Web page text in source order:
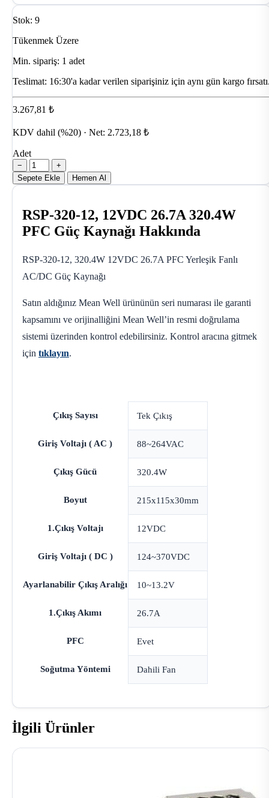
Stok: 9
Tükenmek Üzere
Min. sipariş: 1 adet
Teslimat: 16:30'a kadar verilen siparişiniz için aynı gün kargo
3.267,81 ₺
KDV dahil (%20) · Net: 2.723,18 ₺
Adet
−
+
Sepete Ekle
Hemen Al
RSP-320-12, 12VDC 26.7A 320.4W
PFC Güç Kaynağı Hakkında
RSP-320-12, 320.4W 12VDC 26.7A PFC Yerleşik Fanlı
AC/DC Güç Kaynağı
Satın aldığınız Mean Well ürününün seri numarası ile garanti
kapsamını ve orijinalliğini Mean Well’in resmi doğrulama
sistemi üzerinden kontrol edebilirsiniz. Kontrol aracına gitmek
için tıklayın.
Çıkış Sayısı Tek Çıkış
Giriş Voltajı ( AC ) 88~264VAC
Çıkış Gücü 320.4W
Boyut 215x115x30mm
1.Çıkış Voltajı 12VDC
Giriş Voltajı ( DC ) 124~370VDC
Ayarlanabilir Çıkış Aralığı 10~13.2V
1.Çıkış Akımı 26.7A
PFC Evet
Soğutma Yöntemi Dahili Fan
İlgili Ürünler